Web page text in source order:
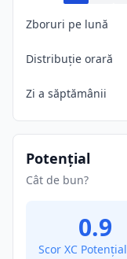
Zboruri pe lună
Distribuție orară
Zi a săptămânii
Potențial
Cât de bun?
0.9
Scor XC Potențial